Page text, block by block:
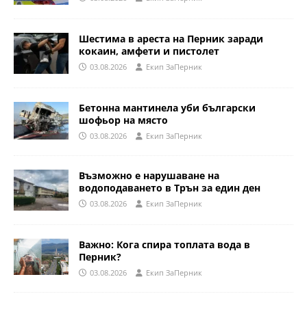
Шестима в ареста на Перник заради
кокаин, амфети и пистолет
03.08.2026 Eкип ЗаПерник
Бетонна мантинела уби български
шофьор на място
03.08.2026 Eкип ЗаПерник
Възможно е нарушаване на
водоподаването в Трън за един ден
03.08.2026 Eкип ЗаПерник
Важно: Кога спира топлата вода в
Перник?
03.08.2026 Eкип ЗаПерник